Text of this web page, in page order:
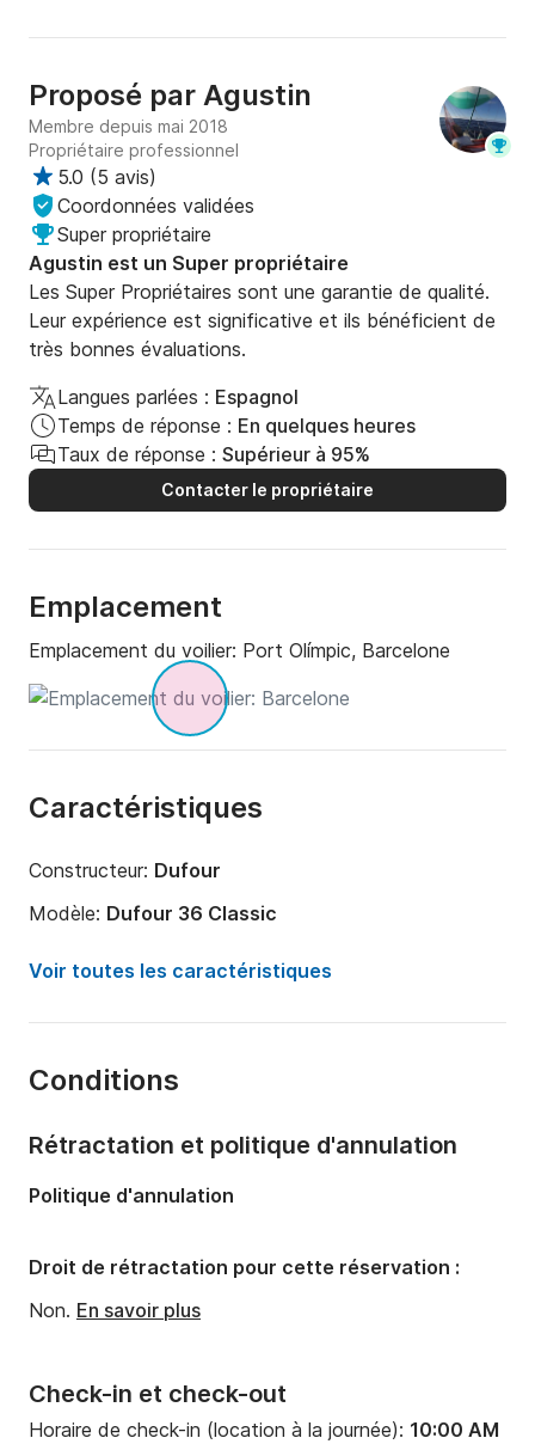
Proposé par Agustin
Membre depuis mai 2018
Propriétaire professionnel
5.0 (5 avis)
Coordonnées validées
Super propriétaire
Agustin est un Super propriétaire
Les Super Propriétaires sont une garantie de qualité.
Leur expérience est significative et ils bénéficient de
très bonnes évaluations.
Langues parlées : Espagnol
Temps de réponse : En quelques heures
Taux de réponse : Supérieur à 95%
Contacter le propriétaire
Emplacement
Emplacement du voilier: Port Olímpic, Barcelone
Caractéristiques
Constructeur: Dufour
Modèle: Dufour 36 Classic
Année:
Nombre de couchages:
Nombre de salles de bains:
Tirant d'eau:1.7m
Puissance moteur:30cv
Voir toutes les caractéristiques
Conditions
Check-in et check-out
Horaire de check-in (location à la journée): 10:00 AM
Rétractation et politique d'annulation
Politique d'annulation
Droit de rétractation pour cette réservation :
Non. En savoir plus